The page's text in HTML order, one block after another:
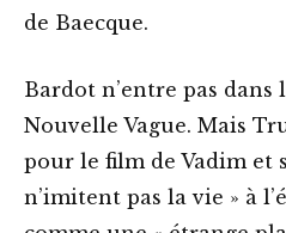
de Baecque.
Bardot n’entre pas dans
Nouvelle Vague. Mais
pour le film de Vadim et
n’imitent pas la vie » à